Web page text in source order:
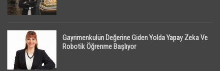
Gayrimenkulün Değerine Giden Yolda Yapay Zeka Ve
Robotik Öğrenme Başlıyor